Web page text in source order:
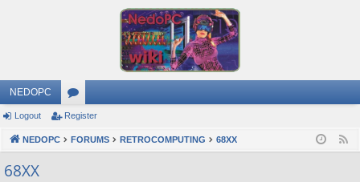
NEDOPC
or
u
Logout Register
NEDOPC FORUMS RETROCOMPUTING 68XX
68XX